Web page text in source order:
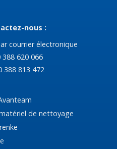
nous :
courrier électronique
388 620 066
388 813 472
de nettoyage